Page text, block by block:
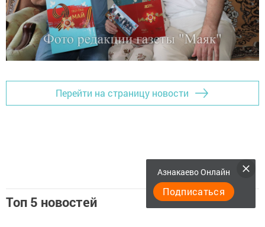
Перейти на страницу новости
Топ 5 новостей
Азнакаево Онлайн
Подписаться